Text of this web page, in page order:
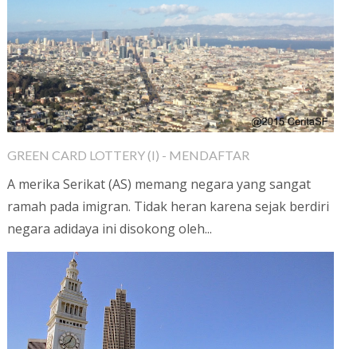
GREEN CARD LOTTERY (I) - MENDAFTAR
A merika Serikat (AS) memang negara yang sangat
ramah pada imigran. Tidak heran karena sejak berdiri
negara adidaya ini disokong oleh...